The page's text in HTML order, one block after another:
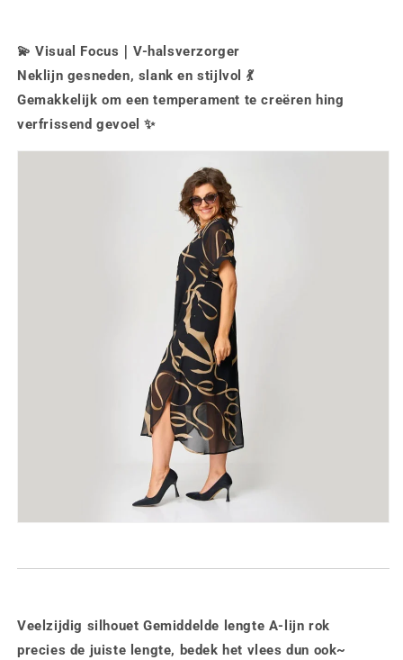
💫Visual Focus｜V-halsverzorger
Neklijn gesneden, slank en stijlvol 💃
Gemakkelijk om een temperament te creëren hing
verfrissend gevoel ✨
Veelzijdig silhouet Gemiddelde lengte A-lijn rok
precies de juiste lengte, bedek het vlees dun ook~